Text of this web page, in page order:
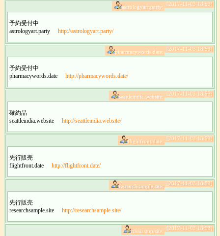
[2017-11-03 18:53]
astrologyart.party:
予約受付中
astrologyart.party
http://astrologyart.party/
[2017-11-03 18:53]
pharmacywords.date:
予約受付中
pharmacywords.date
http://pharmacywords.date/
[2017-11-03 18:53]
seattleindia.website:
確約品
seattleindia.website
http://seattleindia.website/
[2017-11-03 18:53]
flightfront.date:
先行販売
flightfront.date
http://flightfront.date/
[2017-11-03 18:53]
researchsample.site:
先行販売
researchsample.site
http://researchsample.site/
[2017-11-03 18:53]
russiastop.site: